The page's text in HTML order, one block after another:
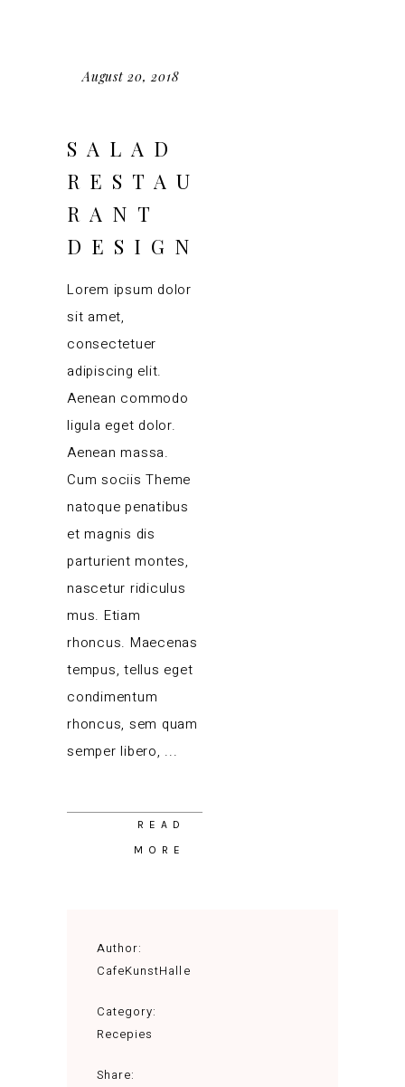
August 20, 2018
SALAD
RESTAU
RANT
DESIGN
Lorem ipsum dolor
sit amet,
consectetuer
adipiscing elit.
Aenean commodo
ligula eget dolor.
Aenean massa.
Cum sociis Theme
natoque penatibus
et magnis dis
parturient montes,
nascetur ridiculus
mus. Etiam
rhoncus. Maecenas
tempus, tellus eget
condimentum
rhoncus, sem quam
semper libero,
READ
MORE
Author:
CafeKunstHalle
Category:
Recepies
Share: